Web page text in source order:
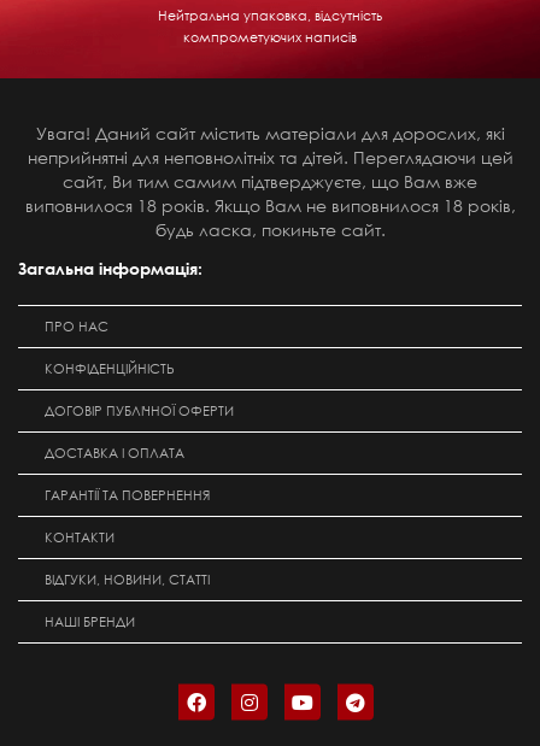
Нейтральна упаковка, відсутність
компрометуючих написів
Увага! Даний сайт містить матеріали для дорослих, які
неприйнятні для неповнолітніх та дітей. Переглядаючи цей
сайт, Ви тим самим підтверджуєте, що Вам вже
виповнилося 18 років. Якщо Вам не виповнилося 18 років,
будь ласка, покиньте сайт.
Загальна інформація:
ПРО НАС
КОНФІДЕНЦІЙНІСТЬ
ДОГОВІР ПУБЛІЧНОЇ ОФЕРТИ
ДОСТАВКА І ОПЛАТА
ГАРАНТІЇ ТА ПОВЕРНЕННЯ
КОНТАКТИ
ВІДГУКИ, НОВИНИ, СТАТТІ
НАШІ БРЕНДИ